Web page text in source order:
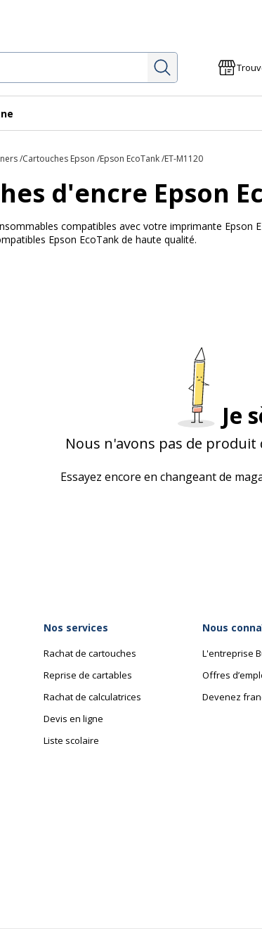
Rechercher
Cartouches Epson Epson EcoTank ET-M1120
d'encre Epson
compatibles avec votre imprimante Epson
Epson EcoTank de haute qualité.
Je
Nous n'avons pas de
Essayez encore en changeant de
Nos services
Rachat de cartouches
Reprise de cartables
Rachat de calculatrices
Devis en ligne
Liste scolaire
Nous
L'entreprise
Offres
Devenez